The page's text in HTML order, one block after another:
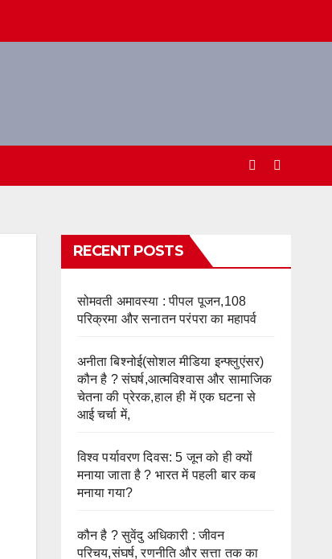
RECENT POSTS
सोमवती अमावस्या : पीपल पूजन,108
परिक्रमा और सनातन परंपरा का महापर्व
अनीता बिश्नोई(सोशल मीडिया इन्फ्लुएंसर)
कौन है ? संघर्ष,आत्मविश्वास और सामाजिक
चेतना की प्रेरक,हाल ही में एक घटना से
आई चर्चा में,
विश्व पर्यावरण दिवस: 5 जून को ही क्यों
मनाया जाता है ? भारत में पहली बार कब
मनाया गया?
कौन है ? सुवेंदु अधिकारी : जीवन
परिचय,संघर्ष, रणनीति और सत्ता तक का